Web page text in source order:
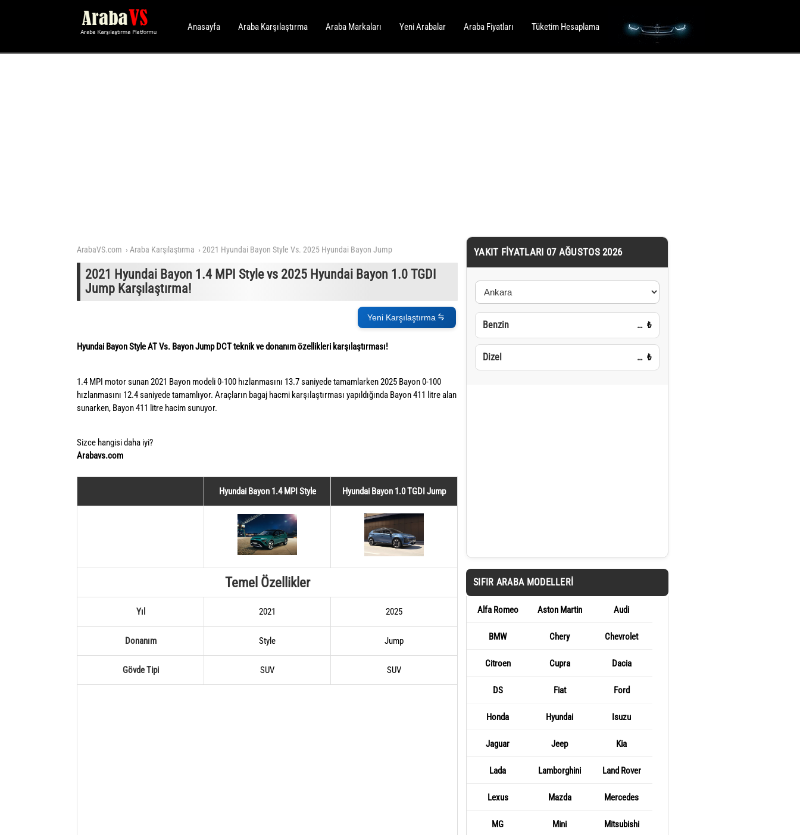
Anasayfa Araba Karşılaştırma Araba Markaları Yeni Arabalar Araba Fiyatları Tüketim Hesaplama
ArabaVS.com Araba Karşılaştırma 2021 Hyundai Bayon Style Vs. 2025 Hyundai Bayon Jump
2021 Hyundai Bayon 1.4 MPI Style vs 2025 Hyundai Bayon 1.0 TGDI
Jump Karşılaştırma!
Yeni Karşılaştırma
Hyundai Bayon Style AT Vs. Bayon Jump DCT teknik ve donanım özellikleri karşılaştırması!
1.4 MPI motor sunan 2021 Bayon modeli 0-100 hızlanmasını 13.7 saniyede tamamlarken 2025 Bayon 0-100
hızlanmasını 12.4 saniyede tamamlıyor. Araçların bagaj hacmi karşılaştırması yapıldığında Bayon 411 litre alan
sunarken, Bayon 411 litre hacim sunuyor.
Sizce hangisi daha iyi?
Arabavs.com
Hyundai Bayon 1.4 MPI Style Hyundai Bayon 1.0 TGDI Jump
Temel Özellikler
Yıl 2021 2025
Donanım Style Jump
Gövde Tipi SUV SUV
YAKIT FIYATLARI 07 AĞUSTOS 2026
Benzin … ₺
Dizel … ₺
SIFIR ARABA MODELLERI
Alfa Romeo Aston Martin Audi
BMW Chery Chevrolet
Citroen Cupra Dacia
DS Fiat Ford
Honda Hyundai Isuzu
Jaguar Jeep Kia
Lada Lamborghini Land Rover
Lexus Mazda Mercedes
MG Mini Mitsubishi